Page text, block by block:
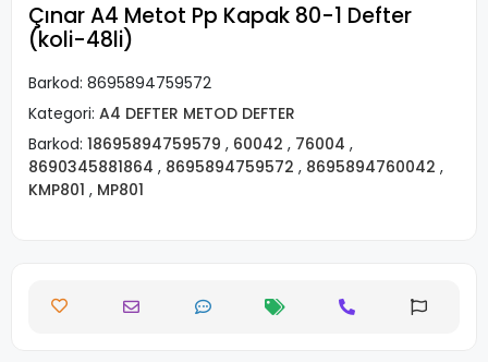
Çınar A4 Metot Pp Kapak 80-1 Defter
(koli-48li)
Barkod: 8695894759572
Kategori: A4 DEFTER METOD DEFTER
Barkod: 18695894759579 , 60042 , 76004 ,
8690345881864 , 8695894759572 , 8695894760042 ,
KMP801 , MP801